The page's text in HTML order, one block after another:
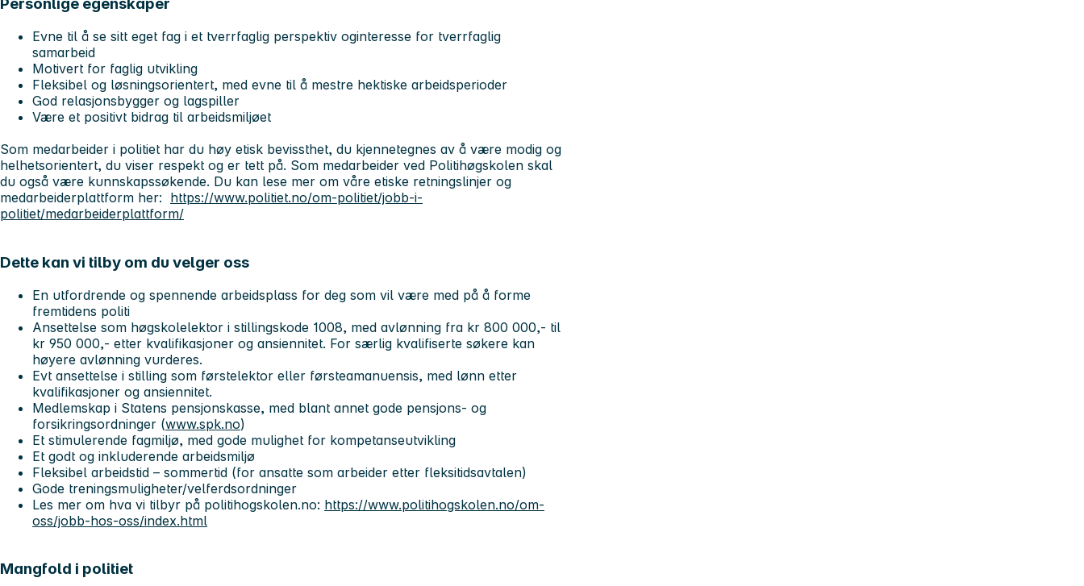
Personlige egenskaper
Evne til å se sitt eget fag i et tverrfaglig perspektiv oginteresse for tverrfaglig
samarbeid
Motivert for faglig utvikling
Fleksibel og løsningsorientert, med evne til å mestre hektiske arbeidsperioder
God relasjonsbygger og lagspiller
Være et positivt bidrag til arbeidsmiljøet
Som medarbeider i politiet har du høy etisk bevissthet, du kjennetegnes av å være modig og
helhetsorientert, du viser respekt og er tett på. Som medarbeider ved Politihøgskolen skal
du også være kunnskapssøkende. Du kan lese mer om våre etiske retningslinjer og
medarbeiderplattform her: https://www.politiet.no/om-politiet/jobb-i-
politiet/medarbeiderplattform/
Dette kan vi tilby om du velger oss
En utfordrende og spennende arbeidsplass for deg som vil være med på å forme
fremtidens politi
Ansettelse som høgskolelektor i stillingskode 1008, med avlønning fra kr 800 000,- til
kr 950 000,- etter kvalifikasjoner og ansiennitet. For særlig kvalifiserte søkere kan
høyere avlønning vurderes.
Evt ansettelse i stilling som førstelektor eller førsteamanuensis, med lønn etter
kvalifikasjoner og ansiennitet.
Medlemskap i Statens pensjonskasse, med blant annet gode pensjons- og
forsikringsordninger (www.spk.no)
Et stimulerende fagmiljø, med gode mulighet for kompetanseutvikling
Et godt og inkluderende arbeidsmiljø
Fleksibel arbeidstid – sommertid (for ansatte som arbeider etter fleksitidsavtalen)
Gode treningsmuligheter/velferdsordninger
Les mer om hva vi tilbyr på politihogskolen.no: https://www.politihogskolen.no/om-
oss/jobb-hos-oss/index.html
Mangfold i politiet